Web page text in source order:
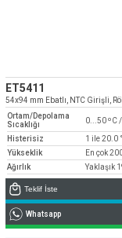
ET5411
54x94 mm Ebatlı, NTC Girişli,
Ortam/Depolama
Sıcaklığı
0...50 ºC
Histerisiz
1 ile 20.0
Yükseklik
En çok
Ağırlık
Yaklaşık
Teklif İste
Whatsapp